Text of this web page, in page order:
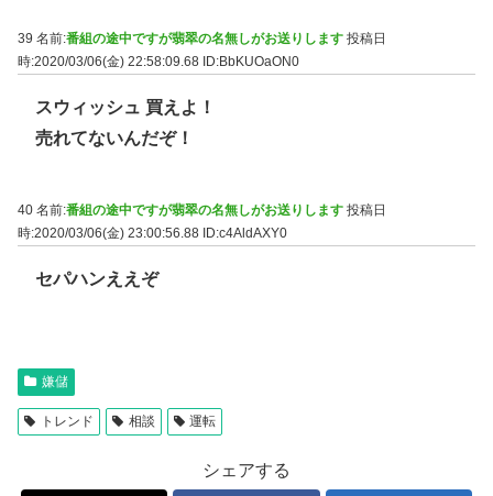
39 名前:番組の途中ですが翡翠の名無しがお送りします 投稿日
時:2020/03/06(金) 22:58:09.68 ID:BbKUOaON0
スウィッシュ 買えよ！
売れてないんだぞ！
40 名前:番組の途中ですが翡翠の名無しがお送りします 投稿日
時:2020/03/06(金) 23:00:56.88 ID:c4AldAXY0
セパハンええぞ
嫌儲
トレンド 相談 運転
シェアする